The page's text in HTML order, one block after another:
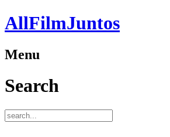
AllFilmJuntos
Menu
Search